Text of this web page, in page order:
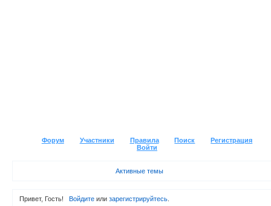
Форум Участники Правила Поиск
Регистрация
Войти
Активные темы
Привет, Гость! Войдитеили зарегистрируйтесь.